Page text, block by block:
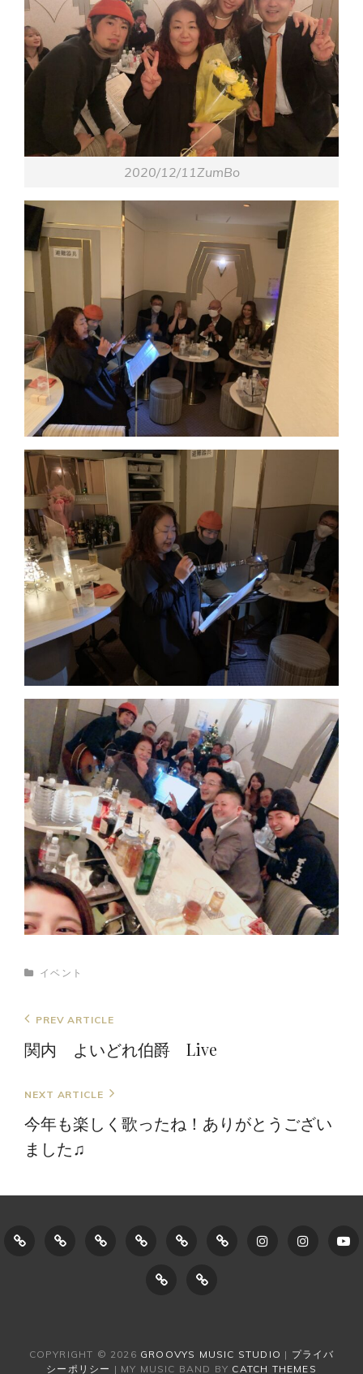
2020/12/11ZumBo
CATEGORIES
イベント
投
稿
ナ
ビ
ゲ
ー
シ
ン
Previous
Post
PREV ARTICLE
関内 よいどれ伯爵 Live
Next
Post
NEXT ARTICLE
今年も楽しく歌ったね！ありがとうござい
ました♫
ホ
GroovysMusicStudio
て
Lessonsinging
(歌
と）
ボ
イ
レ
LESSONinstagram1
CONTACT
プ
COPYRIGHT © 2026 GROOVYS MUSIC STUDIO | プライバ
シーポリシー | MY MUSIC BAND BY CATCH THEMES